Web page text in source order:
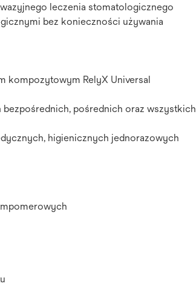
leczenia stomatologicznego
bez konieczności używania
kompozytowym RelyX Universal
pośrednich oraz wszystkich
higienicznych jednorazowych